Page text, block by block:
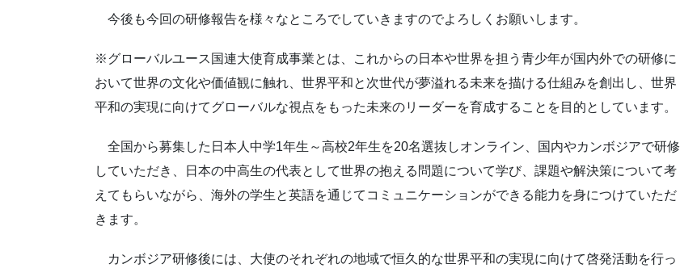
今後も今回の研修報告を様々なところでしていきますのでよろしくお願いします。
※グローバルユース国連大使育成事業とは、これからの日本や世界を担う青少年が国内外での研修に
おいて世界の文化や価値観に触れ、世界平和と次世代が夢溢れる未来を描ける仕組みを創出し、世界
平和の実現に向けてグローバルな視点をもった未来のリーダーを育成することを目的としています。
全国から募集した日本人中学1年生～高校2年生を20名選抜しオンライン、国内やカンボジアで研修
していただき、日本の中高生の代表として世界の抱える問題について学び、課題や解決策について考
えてもらいながら、海外の学生と英語を通じてコミュニケーションができる能力を身につけていただ
きます。
カンボジア研修後には、大使のそれぞれの地域で恒久的な世界平和の実現に向けて啓発活動を行っ